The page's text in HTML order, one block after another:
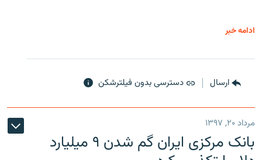
ادامه خبر
ارسال دسترسی بدون فیلترشکن
مرداد ۲۰, ۱۳۹۷
بانک مرکزی ایران گم شدن ۹ میلیارد